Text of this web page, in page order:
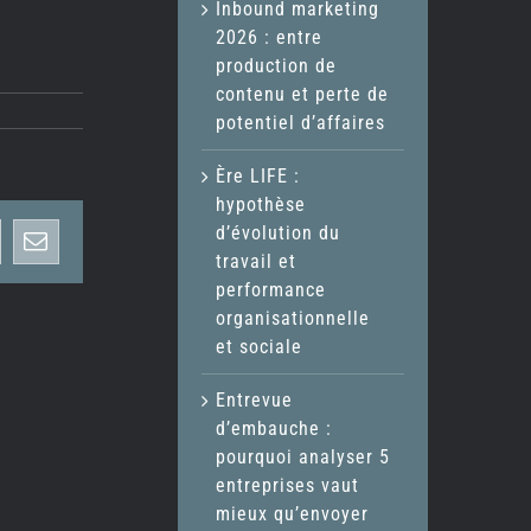
Email
Inbound marketing
2026 : entre
production de
contenu et perte de
potentiel d’affaires
Ère LIFE :
hypothèse
d’évolution du
travail et
performance
organisationnelle
et sociale
Entrevue
d’embauche :
pourquoi analyser 5
entreprises vaut
mieux qu’envoyer